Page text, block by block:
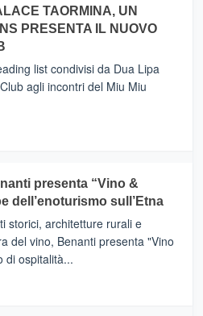
TAORMINA, UN
PRESENTA IL NUOVO
list condivisi da Dua Lipa
agli incontri del Miu Miu
presenta “Vino &
dell’enoturismo sull’Etna
storici, architetture rurali e
del vino, Benanti presenta "Vino
di ospitalità...